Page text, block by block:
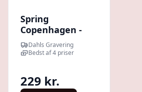
Spring
Copenhagen -
poppy
Dahls Gravering
Bedst af 4 priser
229 kr.